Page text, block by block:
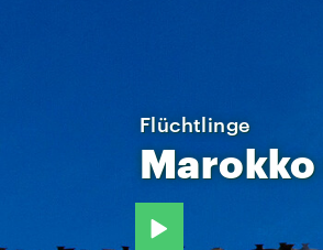
Flüchtlinge
Marokko